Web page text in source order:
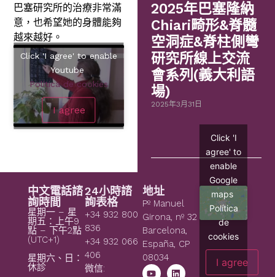
巴塞研究所的治療非常滿
意，也希望她的身體能夠
越來越好。
Click 'I agree' to enable
Youtube
Política de cookies
I agree
2025年巴塞隆納
Chiari畸形&脊髓
空洞症&脊柱側彎
研究所線上交流
會系列(義大利語
場)
2025年3月31日
中文電話諮
詢時間
星期一 – 星
期五：上午9
點 – 下午2點
(UTC+1)
星期六、日：
休診
24小時諮
詢表格
+34 932 800
836
+34 932 066
406
微信:
地址
Pº Manuel
Girona, nº 32
Barcelona,
España, CP
08034
Click 'I
agree' to
enable
Google
maps
Política
de
cookies
I agree